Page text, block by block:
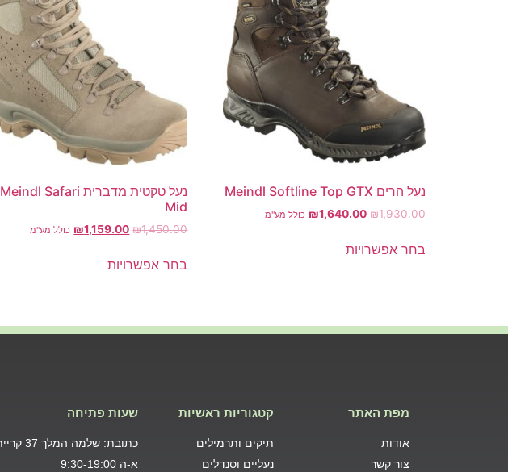
נעל הרים Meindl Softline Top GTX
₪1,930.00
₪1,640.00 כולל מע"מ
בחר אפשרויות
נעל טקטית מדברית Meindl Safari
Mid
₪1,450.00
₪1,159.00 כולל מע"מ
בחר אפשרויות
מפת האתר
אודות
צור קשר
קטגוריות ראשיות
תיקים ותרמילים
נעליים וסנדלים
שעות פתיחה
כתובת: שלמה המלך 37 קריית אונו
א-ה 9:30-19:00